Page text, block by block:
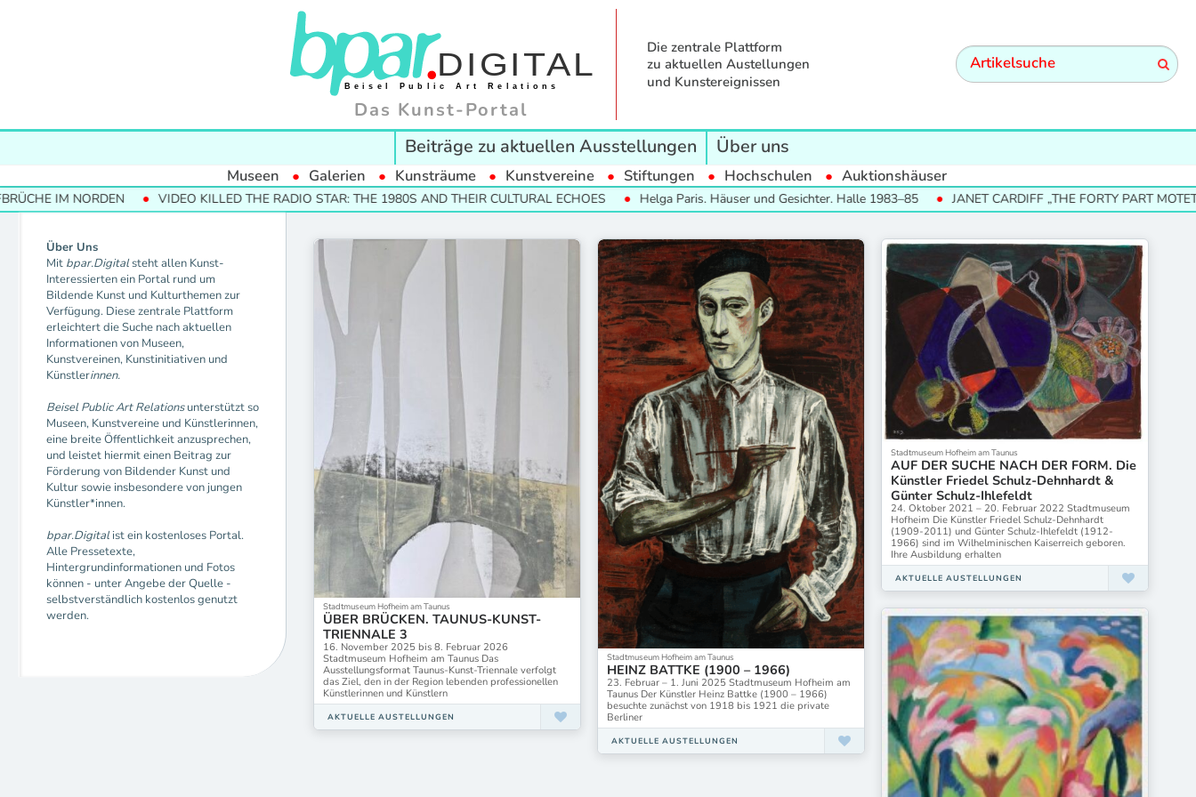
Das Kunst-Portal
Die zentrale Plattform
zu aktuellen Austellungen
und Kunstereignissen
Beiträge zu aktuellen Ausstellungen Über uns
Museen Galerien Kunsträume Kunstvereine Stiftungen Hochschulen Auktionshäuser
IM NORDEN VIDEO KILLED THE RADIO STAR: THE 1980S AND THEIR CULTURAL ECHOES Helga Paris. Häuser und Gesichter. Halle 1983–85 JANET CARDIFF „THE FORTY PART MOTET“
Über Uns
Mit bpar.Digitalsteht allen Kunst-
Interessierten ein Portal rund um
Bildende Kunst und Kulturthemen zur
Verfügung. Diese zentrale Plattform
erleichtert die Suche nach aktuellen
Informationen von Museen,
Kunstvereinen, Kunstinitiativen und
Künstlerinnen.
Beisel Public Art Relationsunterstützt so
Museen, Kunstvereine und Künstlerinnen,
eine breite Öffentlichkeit anzusprechen,
und leistet hiermit einen Beitrag zur
Förderung von Bildender Kunst und
Kultur sowie insbesondere von jungen
Künstler*innen.
bpar.Digitalist ein kostenloses Portal.
Alle Pressetexte,
Hintergrundinformationen und Fotos
können - unter Angebe der Quelle -
selbstverständlich kostenlos genutzt
werden.
Stadtmuseum Hofheim am Taunus
ÜBER BRÜCKEN. TAUNUS-KUNST-
TRIENNALE 3
16. November 2025 bis 8. Februar 2026
Stadtmuseum Hofheim am Taunus Das
Ausstellungsformat Taunus-Kunst-Triennale verfolgt
das Ziel, den in der Region lebenden professionellen
Künstlerinnen und Künstlern
AKTUELLE AUSTELLUNGEN
Stadtmuseum Hofheim am Taunus
HEINZ BATTKE (1900 – 1966)
23. Februar – 1. Juni 2025 Stadtmuseum Hofheim am
Taunus Der Künstler Heinz Battke (1900 – 1966)
besuchte zunächst von 1918 bis 1921 die private
Berliner
AKTUELLE AUSTELLUNGEN
Stadtmuseum Hofheim am Taunus
AUF DER SUCHE NACH DER FORM. Die
Künstler Friedel Schulz-Dehnhardt &
Günter Schulz-Ihlefeldt
24. Oktober 2021 – 20. Februar 2022 Stadtmuseum
Hofheim Die Künstler Friedel Schulz-Dehnhardt
(1909-2011) und Günter Schulz-Ihlefeldt (1912-
1966) sind im Wilhelminischen Kaiserreich geboren.
Ihre Ausbildung erhalten
AKTUELLE AUSTELLUNGEN